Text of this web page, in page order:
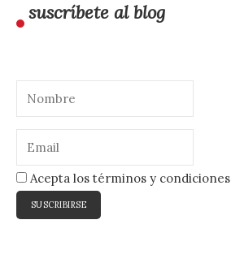
suscríbete al blog
Acepta los términos y condiciones